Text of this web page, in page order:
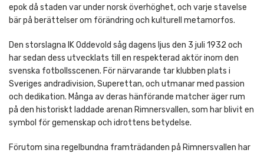
epok då staden var under norsk överhöghet, och varje stavelse
bär på berättelser om förändring och kulturell metamorfos.
Den storslagna IK Oddevold såg dagens ljus den 3 juli 1932 och
har sedan dess utvecklats till en respekterad aktör inom den
svenska fotbollsscenen. För närvarande tar klubben plats i
Sveriges andradivision, Superettan, och utmanar med passion
och dedikation. Många av deras hänförande matcher äger rum
på den historiskt laddade arenan Rimnersvallen, som har blivit en
symbol för gemenskap och idrottens betydelse.
Förutom sina regelbundna framträdanden på Rimnersvallen har